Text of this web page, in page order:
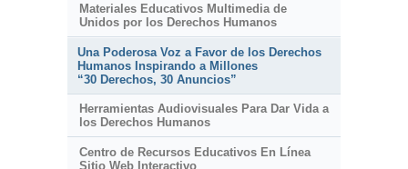
Materiales Educativos Multimedia de
Unidos por los Derechos Humanos
Una Poderosa Voz a Favor de los Derechos
Humanos Inspirando a Millones
“30 Derechos, 30 Anuncios”
Herramientas Audiovisuales Para Dar Vida a
los Derechos Humanos
Centro de Recursos Educativos En Línea
Sitio Web Interactivo